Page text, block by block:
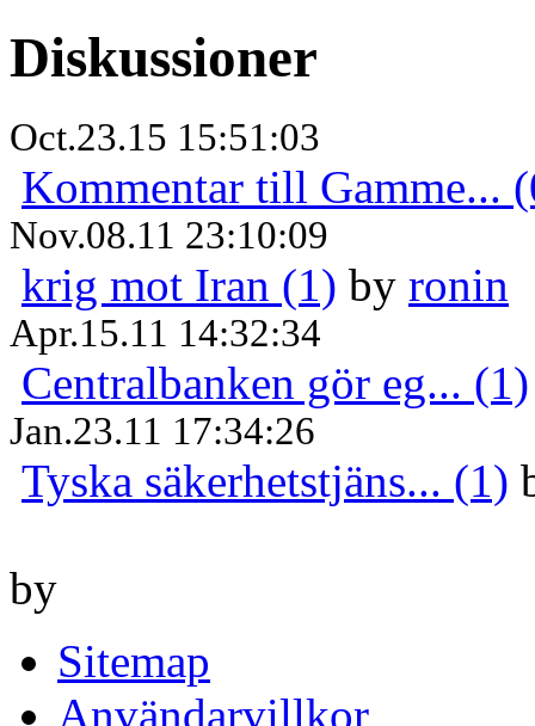
Diskussioner
Oct.23.15 15:51:03
Kommentar till Gamme...
Nov.08.11 23:10:09
krig mot Iran (1) by ronin
Apr.15.11 14:32:34
Centralbanken gör eg... (1)
Jan.23.11 17:34:26
Tyska säkerhetstjäns... (1)
by
Sitemap
Användarvillkor